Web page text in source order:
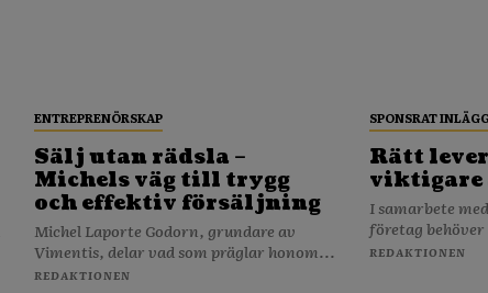
ENTREPRENÖRSKAP
Sälj utan rädsla –
Michels väg till trygg
och effektiv försäljning
Michel Laporte Godorn, grundare av
Vimentis, delar vad som präglar honom...
REDAKTIONEN
SPONSRAT
Rätt
viktigare
I samarbete med
företag
REDAKTIONEN